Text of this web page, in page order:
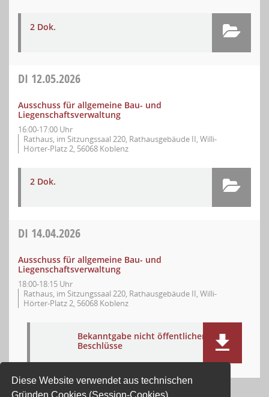
Diese Website verwendet aus technischen
Gründen Cookies (Session-Cookies).
2 Dok.
DI 12.05.2026
Ausschuss für allgemeine Bau- und
Liegenschaftsverwaltung
16:00-17:00 Uhr
Rathaus, im Sitzungssaal 220, Rathausgebäude II, Willi-
Hörter-Platz 2, 56068 Koblenz
2 Dok.
DI 14.04.2026
Ausschuss für allgemeine Bau- und
Liegenschaftsverwaltung
18:00-18:15 Uhr
Rathaus, im Sitzungssaal 220, Rathausgebäude II, Willi-
Hörter-Platz 2, 56068 Koblenz
Bekanntgabe nicht öffentlicher
Beschlüsse